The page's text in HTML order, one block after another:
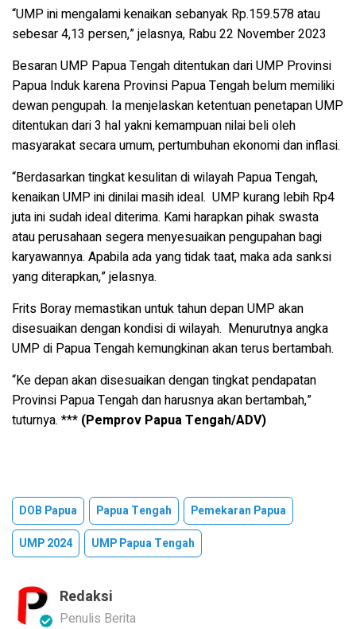
“UMP ini mengalami kenaikan sebanyak Rp.159.578 atau
sebesar 4,13 persen,” jelasnya, Rabu 22 November 2023
Besaran UMP Papua Tengah ditentukan dari UMP Provinsi
Papua Induk karena Provinsi Papua Tengah belum memiliki
dewan pengupah. Ia menjelaskan ketentuan penetapan UMP
ditentukan dari 3 hal yakni kemampuan nilai beli oleh
masyarakat secara umum, pertumbuhan ekonomi dan inflasi.
“Berdasarkan tingkat kesulitan di wilayah Papua Tengah,
kenaikan UMP ini dinilai masih ideal. UMP kurang lebih Rp4
juta ini sudah ideal diterima. Kami harapkan pihak swasta
atau perusahaan segera menyesuaikan pengupahan bagi
karyawannya. Apabila ada yang tidak taat, maka ada sanksi
yang diterapkan,” jelasnya.
Frits Boray memastikan untuk tahun depan UMP akan
disesuaikan dengan kondisi di wilayah. Menurutnya angka
UMP di Papua Tengah kemungkinan akan terus bertambah.
“Ke depan akan disesuaikan dengan tingkat pendapatan
Provinsi Papua Tengah dan harusnya akan bertambah,”
tuturnya. *** (Pemprov Papua Tengah/ADV)
DOB Papua Papua Tengah
Pemekaran Papua
UMP 2024
UMP Papua Tengah
Redaksi
Penulis Berita